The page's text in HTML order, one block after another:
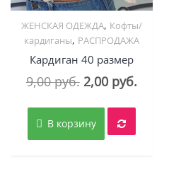
Quick View
ЖЕНСКАЯ ОДЕЖДА, Кофты/
кардиганы, РАСПРОДАЖА
Кардиган 40 размер
9,00руб. Первоначальная
составляла
9,00 руб..
2,00 руб.Текущая
В корзину